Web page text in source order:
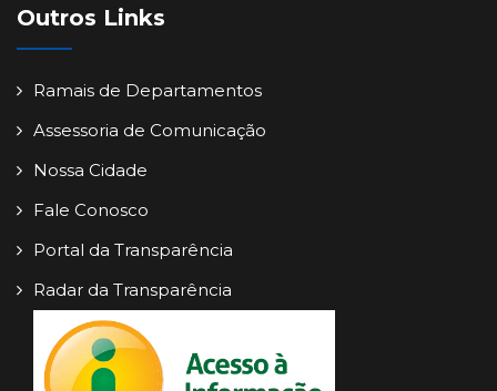
Outros Links
Ramais de Departamentos
Assessoria de Comunicação
Nossa Cidade
Fale Conosco
Portal da Transparência
Radar da Transparência